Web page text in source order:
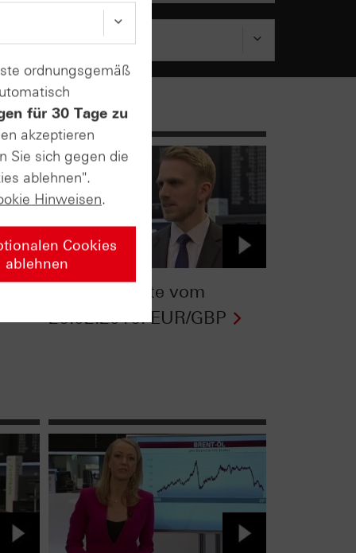
ntv-Zertifikate vom
26.02.2016: EUR/GBP
ordnungsgemäß
für 30 Tage zu
akzeptieren
Sie sich gegen die
ablehnen".
Hinweisen.
Cookies
ablehnen